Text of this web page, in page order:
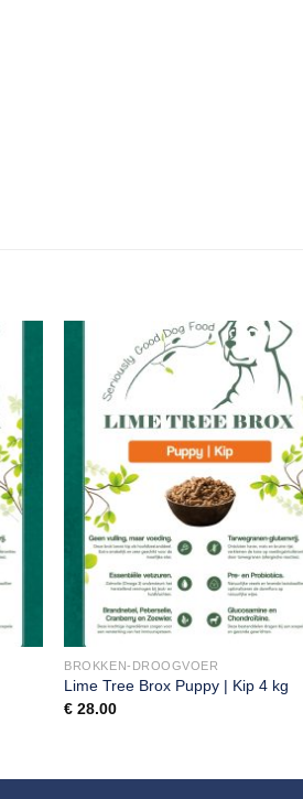
BROKKEN-DROOGVOER
Lime Tree Brox Puppy | Kip 4 kg
€ 28.00